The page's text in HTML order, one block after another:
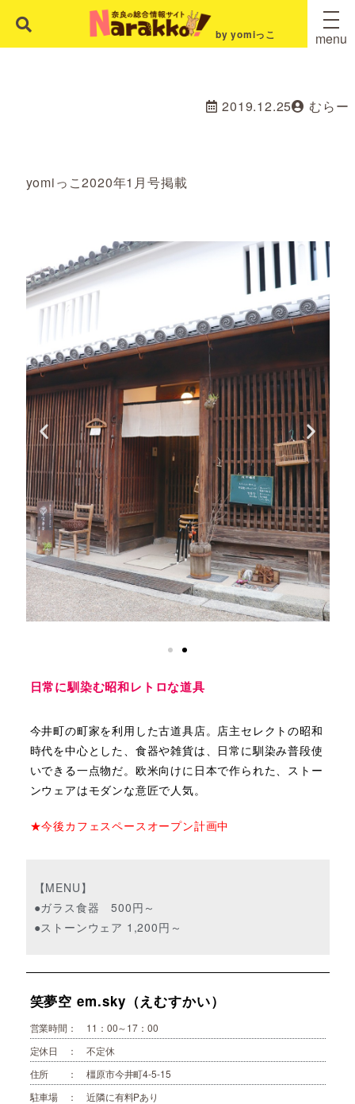
by yomiっこ menu
2019.12.25 むらー
yomiっこ2020年1月号掲載
日常に馴染む昭和レトロな道具
今井町の町家を利用した古道具店。店主セレクトの昭和
時代を中心とした、食器や雑貨は、日常に馴染み普段使
いできる一点物だ。欧米向けに日本で作られた、ストー
ンウェアはモダンな意匠で人気。
★今後カフェスペースオープン計画中
【MENU】
●ガラス食器 500円～
●ストーンウェア 1,200円～
笑夢空 em.sky（えむすかい）
営業時間： 11：00～17：00
定休日 ： 不定休
住所 ： 橿原市今井町4-5-15
駐車場 ： 近隣に有料Pあり